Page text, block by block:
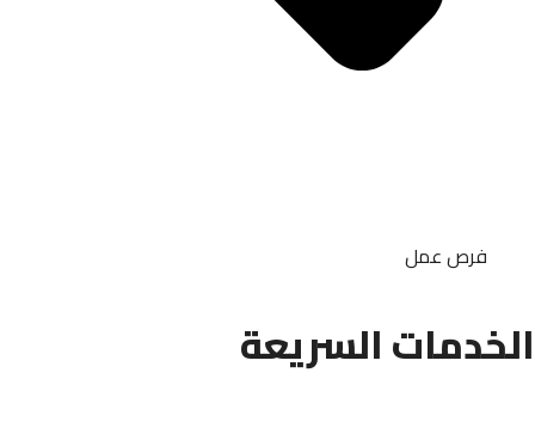
فرص عمل
الخدمات السريعة